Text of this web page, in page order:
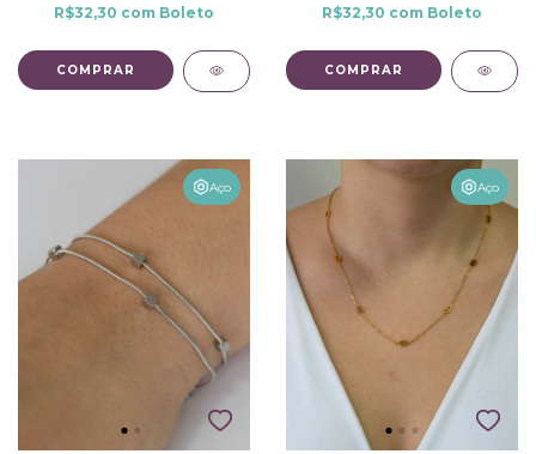
R$32,30 com Boleto R$32,30 com Boleto
Aço Aço